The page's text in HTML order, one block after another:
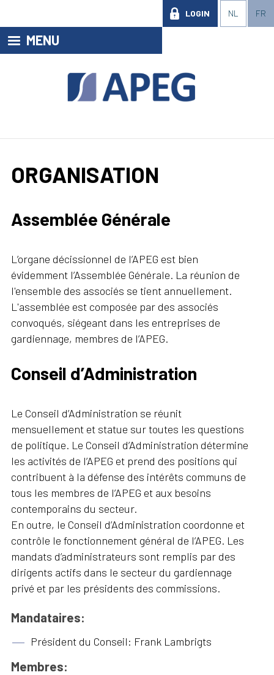
NL FR
LOGIN
MENU
ORGANISATION
Assemblée Générale
L’organe décissionnel de l’APEG est bien
évidemment l’Assemblée Générale. La réunion de
l'ensemble des associés se tient annuellement.
L'assemblée est composée par des associés
convoqués, siégeant dans les entreprises de
gardiennage, membres de l’APEG.
Conseil d’Administration
Le Conseil d’Administration se réunit
mensuellement et statue sur toutes les questions
de politique. Le Conseil d’Administration détermine
les activités de l’APEG et prend des positions qui
contribuent à la défense des intérêts communs de
tous les membres de l’APEG et aux besoins
contemporains du secteur.
En outre, le Conseil d’Administration coordonne et
contrôle le fonctionnement général de l’APEG. Les
mandats d’administrateurs sont remplis par des
dirigents actifs dans le secteur du gardiennage
privé et par les présidents des commissions.
Mandataires:
Président du Conseil: Frank Lambrigts
Membres: